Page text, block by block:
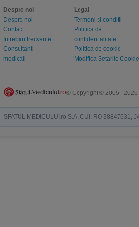
Despre noi
Despre noi
Contact
Intrebari frecvente
Consultanti
medicali
Legal
Termeni si conditii
Politica de
confidentialitate
Politica de cookie
Modifica Setarile Cookie
© Copyright © 2005 - 2026
SFATUL MEDICULUI.ro S.A, CUI: RO 38847631,